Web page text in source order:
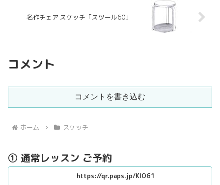
名作チェア スケッチ「スツール60」
コメント
コメントを書き込む
ホーム スケッチ
① 通常レッスン ご予約
https://qr.paps.jp/KlOG1